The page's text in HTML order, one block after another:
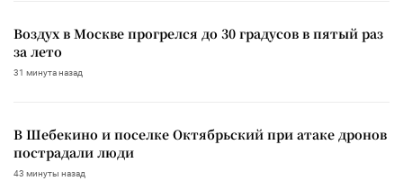
Воздух в Москве прогрелся до 30 градусов в пятый раз
за лето
31 минута назад
В Шебекино и поселке Октябрьский при атаке дронов
пострадали люди
43 минуты назад